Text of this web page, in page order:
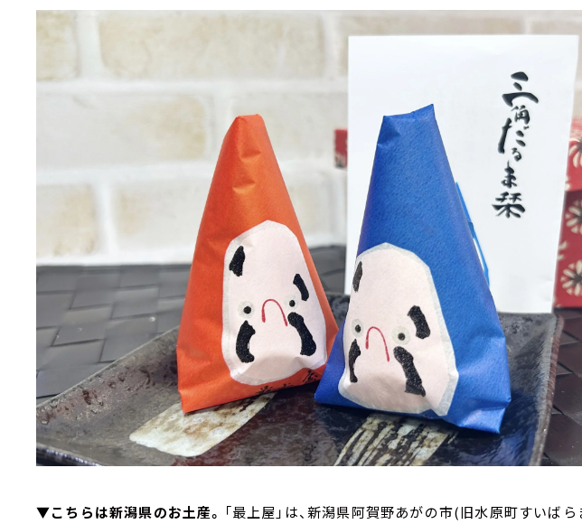
▼こちらは新潟県のお土産。 「最上屋」は、新潟県阿賀野あがの市(旧水原町すいば